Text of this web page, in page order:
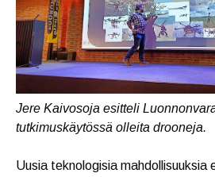
Jere Kaivosoja esitteli
tutkimuskäytössä olleita drooneja.
Uusia teknologisia mahdollisuuksia